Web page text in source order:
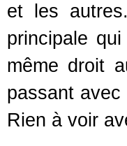
et les
principale
même droit
passant
Rien à voir